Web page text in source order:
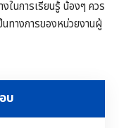
งในการเรียนรู้ น้องๆ ควร
ทางการของหน่วยงานผู้
บ